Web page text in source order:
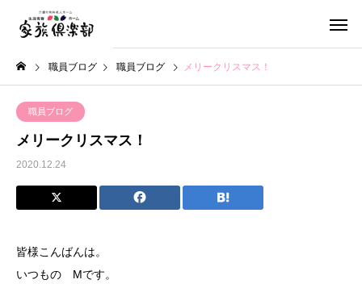
職員ブログ 職員ブログ メリークリスマス！
職員ブログ
メリークリスマス！
2020.12.24
皆様こんばんは。
いつもの Mです。